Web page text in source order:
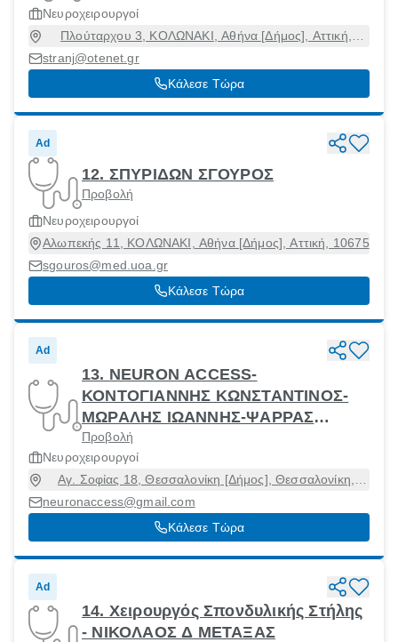
Νευροχειρουργοί
Πλούταρχου 3, ΚΟΛΩΝΑΚΙ, Αθήνα [Δήμος], Αττική,
stranj@otenet.gr
Κάλεσε Τώρα
Ad
12. ΣΠΥΡΙΔΩΝ ΣΓΟΥΡΟΣ
Προβολή
Νευροχειρουργοί
Αλωπεκής 11, ΚΟΛΩΝΑΚΙ, Αθήνα [Δήμος], Αττική, 10675
sgouros@med.uoa.gr
Κάλεσε Τώρα
Ad
13. NEURON ACCESS-
ΚΟΝΤΟΓΙΑΝΝΗΣ ΚΩΝΣΤΑΝΤΙΝΟΣ-
ΜΩΡΑΛΗΣ ΙΩΑΝΝΗΣ-ΨΑΡΡΑΣ
ΝΙΚΟΛΑΟΣ-ΔΗΜΗΤΡΙΟΣ ΠΕΙΟΣ
Προβολή
Νευροχειρουργοί
Αγ. Σοφίας 18, Θεσσαλονίκη [Δήμος], Θεσσαλονίκη,
54622
neuronaccess@gmail.com
Κάλεσε Τώρα
Ad
14. Χειρουργός Σπονδυλικής Στήλης
- ΝΙΚΟΛΑΟΣ Δ ΜΕΤΑΞΑΣ